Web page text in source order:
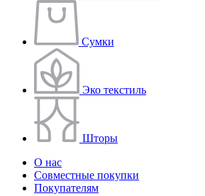
Сумки
Эко текстиль
Шторы
О нас
Совместные покупки
Покупателям